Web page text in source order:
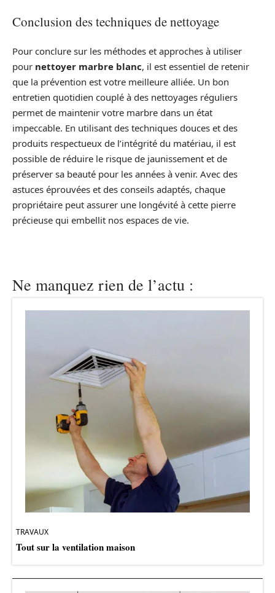
Conclusion des techniques de nettoyage
Pour conclure sur les méthodes et approches à utiliser
pour nettoyer marbre blanc, il est essentiel de retenir
que la prévention est votre meilleure alliée. Un bon
entretien quotidien couplé à des nettoyages réguliers
permet de maintenir votre marbre dans un état
impeccable. En utilisant des techniques douces et des
produits respectueux de l’intégrité du matériau, il est
possible de réduire le risque de jaunissement et de
préserver sa beauté pour les années à venir. Avec des
astuces éprouvées et des conseils adaptés, chaque
propriétaire peut assurer une longévité à cette pierre
précieuse qui embellit nos espaces de vie.
Ne manquez rien de l’actu :
TRAVAUX
Tout sur la ventilation maison